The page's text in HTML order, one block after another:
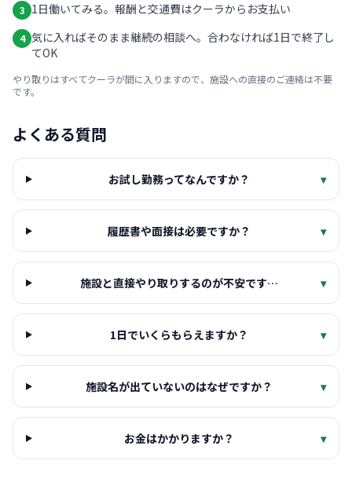
3 1日働いてみる。報酬と交通費はクーラからお支払い
4 気に入ればそのまま継続の相談へ。合わなければ1日で終了し
てOK
やり取りはすべてクーラが間に入りますので、施設への直接のご連絡は不要
です。
よくある質問
お試し勤務ってなんですか？ ▾
履歴書や面接は必要ですか？ ▾
施設と直接やり取りするのが不安です… ▾
1日でいくらもらえますか？ ▾
施設名が出ていないのはなぜですか？ ▾
お金はかかりますか？ ▾